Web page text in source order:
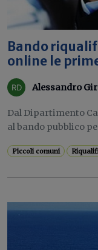
Bando
online le
Alessandro
Dal Dipartimento
al bando pubblico
Piccoli comuni